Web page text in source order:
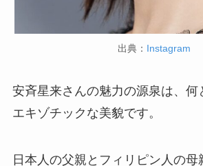
出典： Instagram
安斉星来さんの魅力の源泉は、何
エキゾチックな美貌です。
日本人の父親とフィリピン人の母